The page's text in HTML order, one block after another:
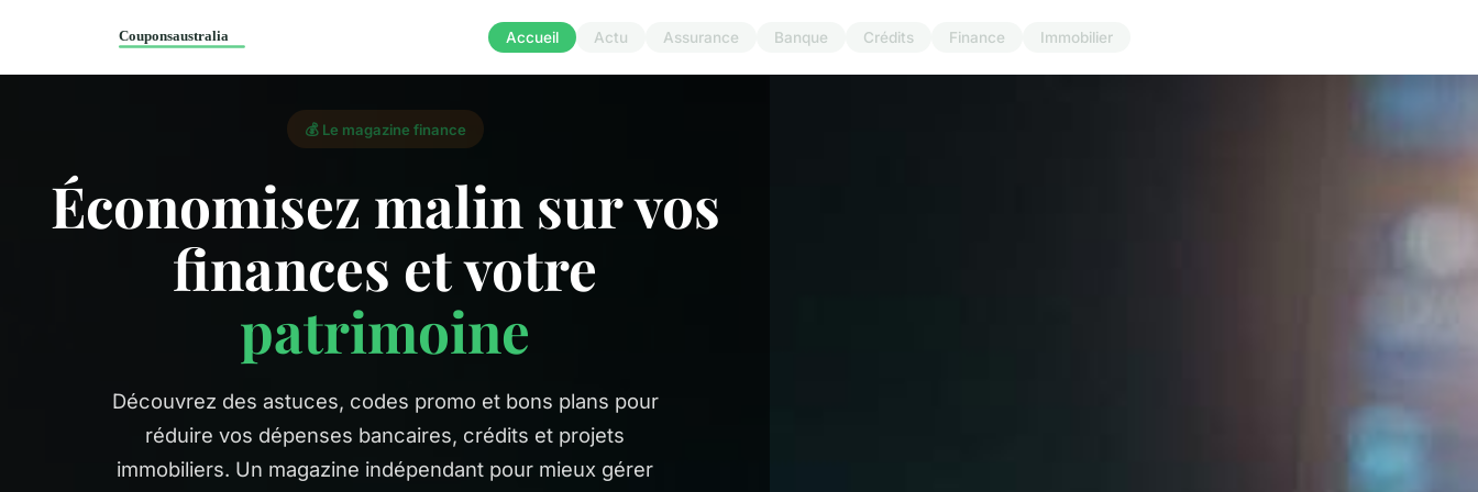
Accueil Actu Assurance Banque Crédits Finance Immobilier
💰 Le magazine finance
Économisez malin sur vos
finances et votre
patrimoine
Découvrez des astuces, codes promo et bons plans pour
réduire vos dépenses bancaires, crédits et projets
immobiliers. Un magazine indépendant pour mieux gérer